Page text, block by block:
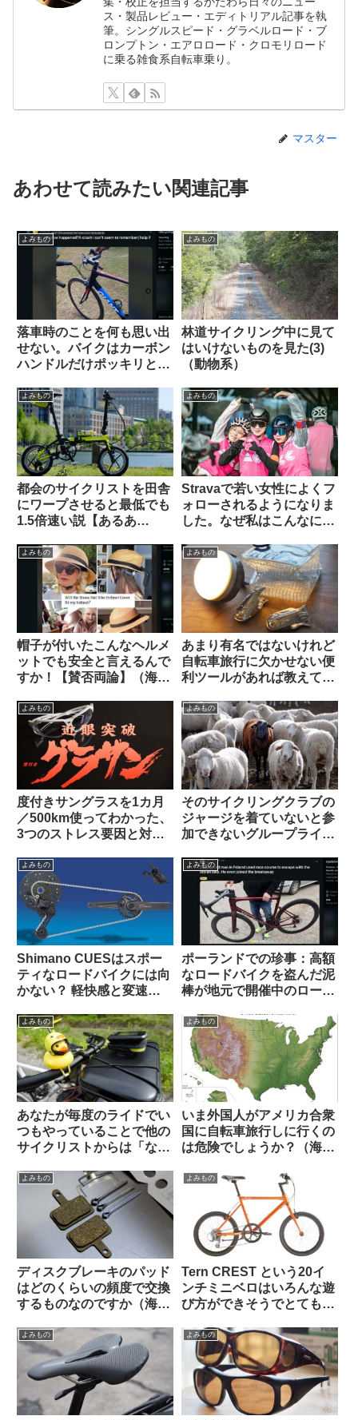
ス・製品レビュー・エディトリアル記事を執
筆。シングルスピード・グラベルロード・ブ
ロンプトン・エアロロード・クロモリロード
に乗る雑食系自転車乗り。
マスター
あわせて読みたい関連記事
よみもの
落車時のことを何も思い出
せない。バイクはカーボン
ハンドルだけポッキリと。
う？（海外掲示板から）
よみもの
林道サイクリング中に見て
はいけないものを見た(3)
（動物系）
よみもの
都会のサイクリストを田舎
にワープさせると最低でも
1.5倍速い説【あるあ
よみもの
Stravaで若い女性によくフ
ォローされるようになりま
した。なぜ私はこんなにモ
板から）
よみもの
帽子が付いたこんなヘルメ
ットでも安全と言えるんで
すか！【賛否両論】（海外
よみもの
あまり有名ではないけれど
自転車旅行に欠かせない便
利ツールがあれば教えてく
よみもの
度付きサングラスを1カ月
／500km使ってわかった、
3つのストレス要因と対策
は解決策あり】
よみもの
そのサイクリングクラブの
ジャージを着ていないと参
加できないグループライド
板から）
よみもの
Shimano CUESはスポー
ティなロードバイクには向
かない？ 軽快感と変速の
（海外掲示板から）
よみもの
ポーランドでの珍事：高額
なロードバイクを盗んだ泥
棒が地元で開催中のロード
トンの先頭を引いてしまう
よみもの
あなたが毎度のライドでい
つもやっていることで他の
サイクリストからは「なん
うなことを教えて下さい
【みんな違ってみんない
よみもの
いま外国人がアメリカ合衆
国に自転車旅行しに行くの
は危険でしょうか？（海外
よみもの
ディスクブレーキのパッド
はどのくらいの頻度で交換
するものなのですか（海外
よみもの
Tern CREST という20イ
ンチミニベロはいろんな遊
び方ができそうでとても気
察】
よみもの よみもの